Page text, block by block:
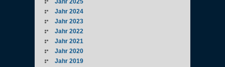
Jahr 2025
Jahr 2024
Jahr 2023
Jahr 2022
Jahr 2021
Jahr 2020
Jahr 2019